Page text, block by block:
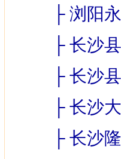
├ 浏阳
├ 长沙
├ 长沙
├ 长沙
├ 长沙